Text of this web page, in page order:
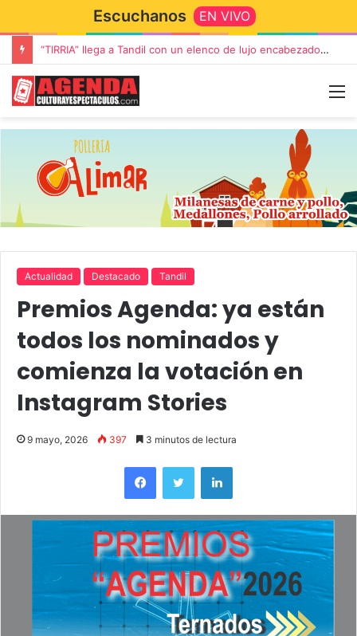
Escuchanos EN VIVO
Rata Blanca regresa a Tandil con un show demoledor en el Estadio Unión y Progreso
Actualidad Destacado Tandil
Premios Agenda: ya están
todos los nominados y
comienza la votación en
Instagram Stories
9 mayo, 2026 397 3 minutos de lectura